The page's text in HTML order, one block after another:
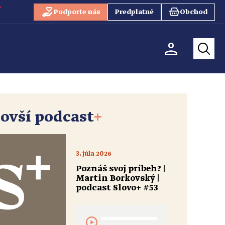
Podporte nás Predplatné Obchod
podcast+
3. júla 2026
Poznáš svoj príbeh? |
Martin Borkovský |
podcast Slovo+ #53